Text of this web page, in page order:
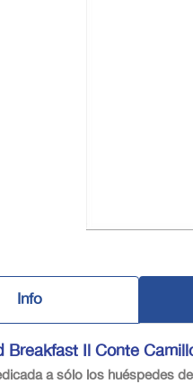
Info
Breakfast Il Conte
a sólo los huéspedes